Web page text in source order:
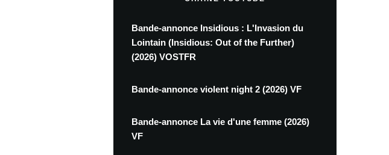
Bande-annonce Insidious : L'Invasion du
Lointain (Insidious: Out of the Further)
(2026) VOSTFR
Bande-annonce violent night 2 (2026) VF
Bande-annonce La vie d'une femme (2026)
VF